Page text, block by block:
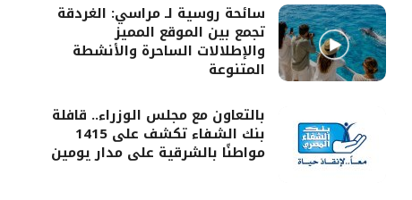
سائحة روسية لـ مراسي: الغردقة
تجمع بين الموقع المميز
والإطلالات الساحرة والأنشطة
المتنوعة
بالتعاون مع مجلس الوزراء.. قافلة
بنك الشفاء تكشف على 1415
مواطنًا بالشرقية على مدار يومين